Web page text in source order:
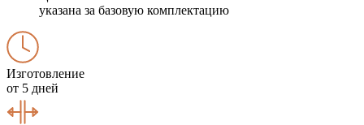
указана за базовую комплектацию
Изготовление
от 5 дней